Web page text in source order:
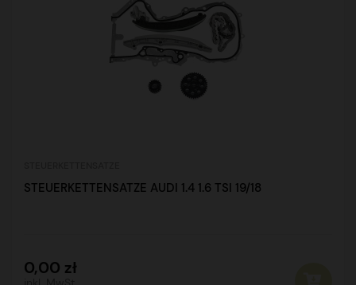
STEUERKETTENSATZE AUDI 1.4 1.6 TSI 19/18
0,00 zł